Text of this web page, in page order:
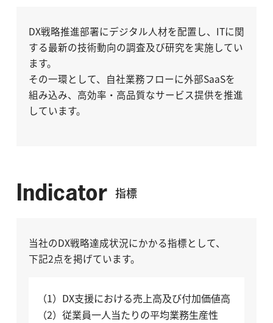
DX戦略推進部署にデジタル人材を配置し、ITに関
する最新の技術動向の調査及び研究を実施してい
ます。
その一環として、自社業務フローに外部SaaSを
組み込み、高効率・高品質なサービス提供を推進
しています。
Indicator 指標
当社のDX戦略達成状況にかかる指標として、
下記2点を掲げています。
（1）DX支援における売上高及び付加価値高
（2）従業員一人当たりの平均業務生産性